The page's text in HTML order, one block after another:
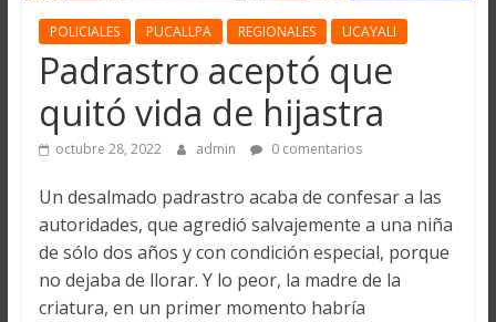
POLICIALES PUCALLPA REGIONALES UCAYALI
Padrastro aceptó que
quitó vida de hijastra
octubre 28, 2022 admin 0 comentarios
Un desalmado padrastro acaba de confesar a las
autoridades, que agredió salvajemente a una niña
de sólo dos años y con condición especial, porque
no dejaba de llorar. Y lo peor, la madre de la
criatura, en un primer momento habría